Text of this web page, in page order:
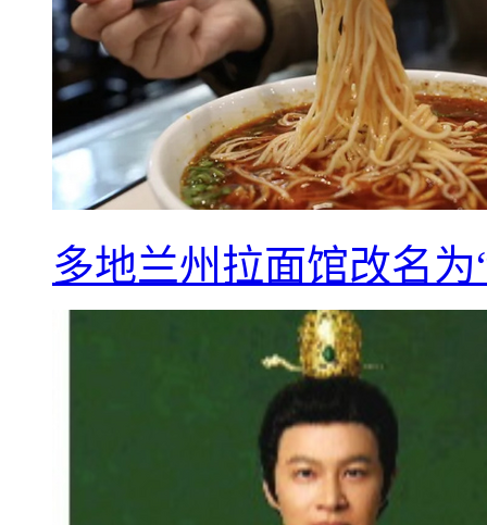
多地兰州拉面馆改名